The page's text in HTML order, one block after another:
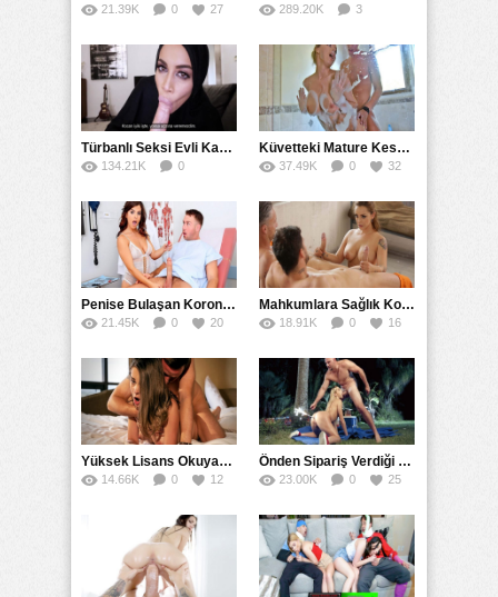
21.39K 0 27 289.20K
3
Türbanlı Seksi Evli Kadın Sevgilisini Gizlice Tatmin Etti
134.21K
0
Küvetteki Mature Keseyi Gencin Penisiyle Attırdı
37.49K 0 32
Penise Bulaşan Korona Gribini Kendine Bulaştıran Doktor
21.45K 0 20
Mahkumlara Sağlık Kontrolünü Elleriyle Yapan Hemşire
18.91K 0 16
Yüksek Lisans Okuyan Üniversiteliyi Doçent Gibi Sikti
14.66K 0 12
Önden Sipariş Verdiği Tesla CyberTruck Amında Patladı
23.00K 0 25